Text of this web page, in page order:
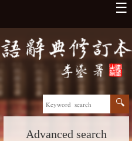
☰
Advanced search